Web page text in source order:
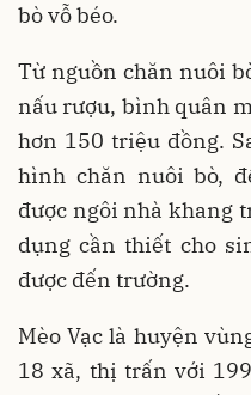
bò vỗ béo.
Từ nguồn chăn nuôi
nấu rượu, bình quân
hơn 150 triệu đồng.
hình chăn nuôi bò,
được ngôi nhà khang
dụng cần thiết cho
được đến trường.
Mèo Vạc là huyện
18 xã, thị trấn với